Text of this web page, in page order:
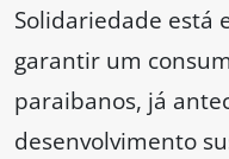
Solidariedade está
garantir um
paraibanos, já
desenvolvimento